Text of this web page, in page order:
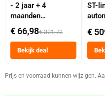
- 2 jaar + 4
maanden
abonnement
€ 66,98€ 321,72
Bekijk deal
ST-
€
Prijs en voorraad kunnen wijzigen.